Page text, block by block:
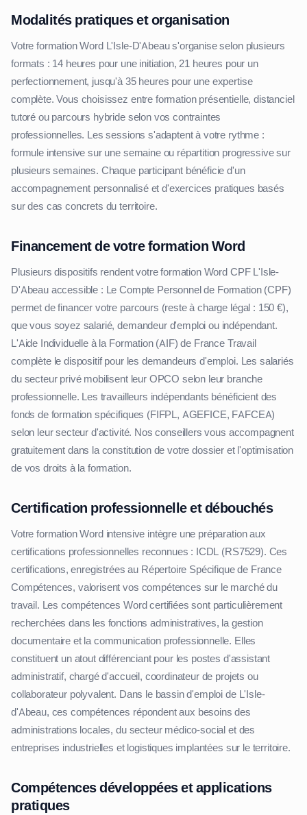
Modalités pratiques et organisation
Votre formation Word L'Isle-D'Abeau s'organise selon plusieurs
formats : 14 heures pour une initiation, 21 heures pour un
perfectionnement, jusqu'à 35 heures pour une expertise
complète. Vous choisissez entre formation présentielle, distanciel
tutoré ou parcours hybride selon vos contraintes
professionnelles. Les sessions s'adaptent à votre rythme :
formule intensive sur une semaine ou répartition progressive sur
plusieurs semaines. Chaque participant bénéficie d'un
accompagnement personnalisé et d'exercices pratiques basés
sur des cas concrets du territoire.
Financement de votre formation Word
Plusieurs dispositifs rendent votre formation Word CPF L'Isle-
D'Abeau accessible : Le Compte Personnel de Formation (CPF)
permet de financer votre parcours (reste à charge légal : 150 €),
que vous soyez salarié, demandeur d'emploi ou indépendant.
L'Aide Individuelle à la Formation (AIF) de France Travail
complète le dispositif pour les demandeurs d'emploi. Les salariés
du secteur privé mobilisent leur OPCO selon leur branche
professionnelle. Les travailleurs indépendants bénéficient des
fonds de formation spécifiques (FIFPL, AGEFICE, FAFCEA)
selon leur secteur d'activité. Nos conseillers vous accompagnent
gratuitement dans la constitution de votre dossier et l'optimisation
de vos droits à la formation.
Certification professionnelle et débouchés
Votre formation Word intensive intègre une préparation aux
certifications professionnelles reconnues : ICDL (RS7529). Ces
certifications, enregistrées au Répertoire Spécifique de France
Compétences, valorisent vos compétences sur le marché du
travail. Les compétences Word certifiées sont particulièrement
recherchées dans les fonctions administratives, la gestion
documentaire et la communication professionnelle. Elles
constituent un atout différenciant pour les postes d'assistant
administratif, chargé d'accueil, coordinateur de projets ou
collaborateur polyvalent. Dans le bassin d'emploi de L'Isle-
d'Abeau, ces compétences répondent aux besoins des
administrations locales, du secteur médico-social et des
entreprises industrielles et logistiques implantées sur le territoire.
Compétences développées et applications
pratiques